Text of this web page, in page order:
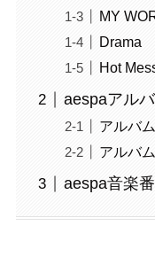
MY
Drama
Hot
aespaアル
アルバ
アルバ
aespa音楽